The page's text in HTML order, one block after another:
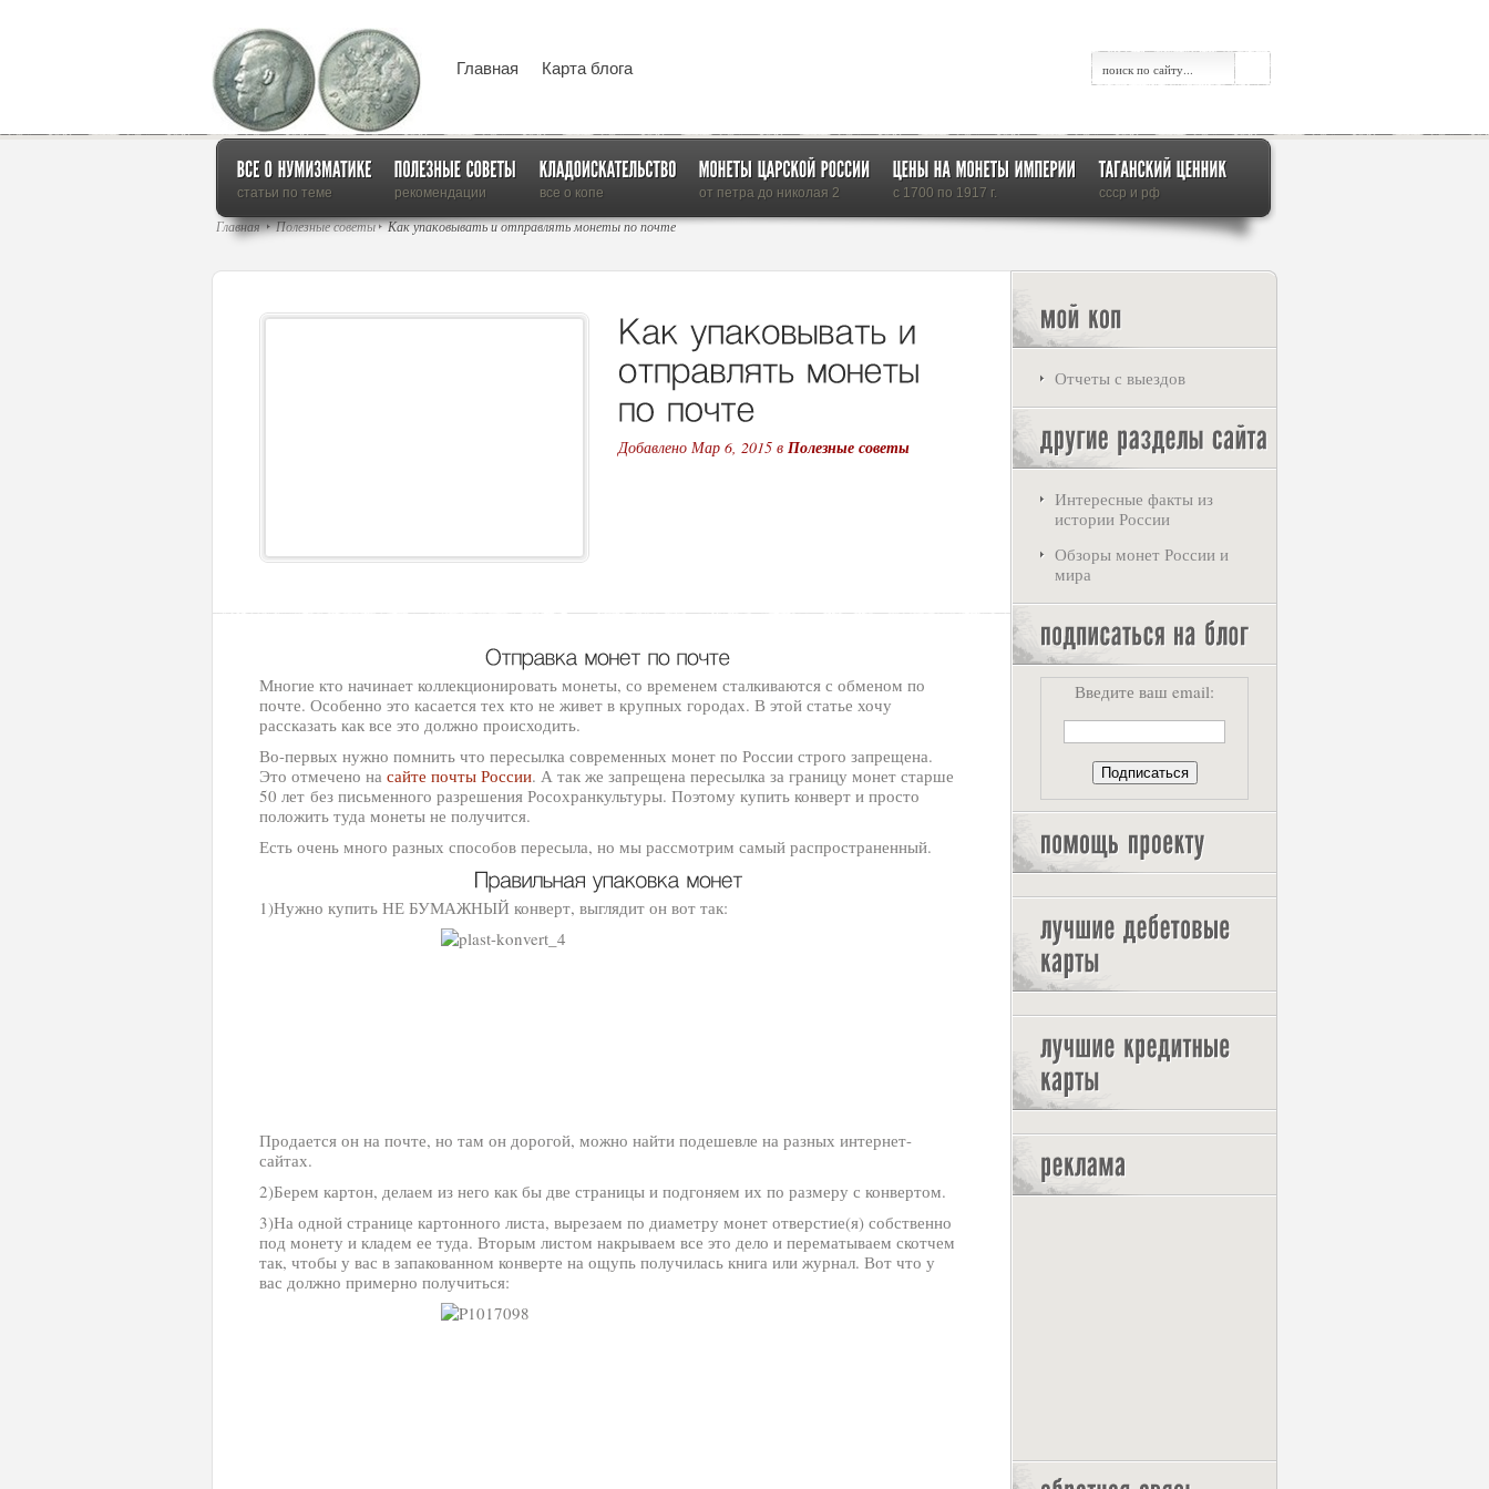
Главная Карта блога
статьи по теме рекомендации все о копе от петра до николая 2 с 1700 по 1917 г. ссср и рф
Главная Полезные советы Как упаковывать и отправлять монеты по почте
Добавлено Мар 6, 2015 в Полезные советы
Многие кто начинает коллекционировать монеты, со временем сталкиваются с обменом по
почте. Особенно это касается тех кто не живет в крупных городах. В этой статье хочу
рассказать как все это должно происходить.
Во-первых нужно помнить что пересылка современных монет по России строго запрещена.
Это отмечено на сайте почты России. А так же запрещена пересылка за границу монет старше
50 лет без письменного разрешения Росохранкультуры. Поэтому купить конверт и просто
положить туда монеты не получится.
Есть очень много разных способов пересыла, но мы рассмотрим самый распространенный.
1)Нужно купить НЕ БУМАЖНЫЙ конверт, выглядит он вот так:
Продается он на почте, но там он дорогой, можно найти подешевле на разных интернет-
сайтах.
2)Берем картон, делаем из него как бы две страницы и подгоняем их по размеру с конвертом.
3)На одной странице картонного листа, вырезаем по диаметру монет отверстие(я) собственно
под монету и кладем ее туда. Вторым листом накрываем все это дело и перематываем скотчем
так, чтобы у вас в запакованном конверте на ощупь получилась книга или журнал. Вот что у
вас должно примерно получиться:
Отчеты с выездов
Интересные факты из
истории России
Обзоры монет России и
мира
Введите ваш email: